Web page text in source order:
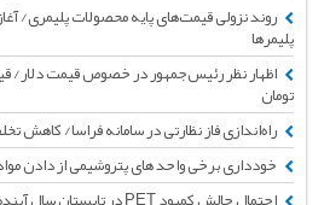
روند نزولی قیمت‌های پایه محصولات پلیمری/
پلیمرها
تومان
راه‌اندازی فاز نظارتی در سامانه فراسا/ کاهش
خودداری برخی واحد های پتروشیمی از دادن